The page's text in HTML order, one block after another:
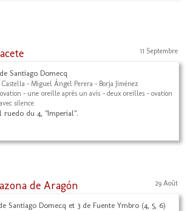
11 Septembre
Santiago Domecq
Castella - Miguel Ángel Perera - Borja Jiménez
- une oreille après un avis - deux oreilles - ovation
silence
ruedo du 4, "Imperial".
de Aragón 29 Août
Santiago Domecq et 3 de Fuente Ymbro (4, 5, 6)